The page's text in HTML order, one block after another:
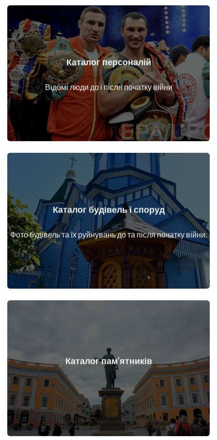
Каталог персоналій
Відомі люди до і після початку війни
Особи до і після початку війни
Докладніше
Каталог будівель і споруд
Фото будівель та їх руйнувань до та після початку війни.
Будинки, споруди, конструкції, об'єкти до та після початку
війни
Докладніше
Каталог пам'ятників
Пам'ятники, витвори мистецтва до та після початку
війни
Докладніше